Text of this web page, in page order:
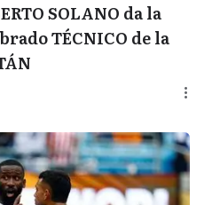
SOLANO da la
TÉCNICO de la